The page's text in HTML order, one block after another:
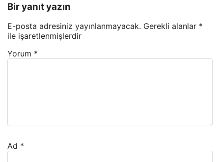
Bir yanıt yazın
E-posta adresiniz yayınlanmayacak. Gerekli alanlar *
ile işaretlenmişlerdir
Yorum *
Ad *